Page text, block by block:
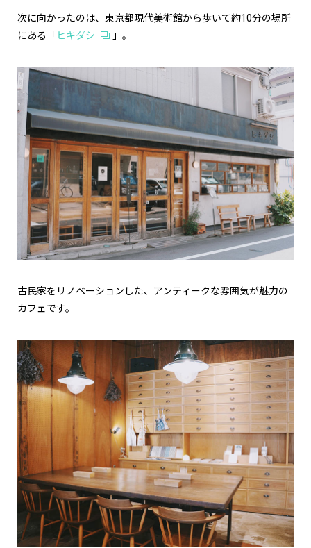
次に向かったのは、東京都現代美術館から歩いて約10分の場所
にある「 ヒキダシ 」。
古民家をリノベーションした、アンティークな雰囲気が魅力の
カフェです。